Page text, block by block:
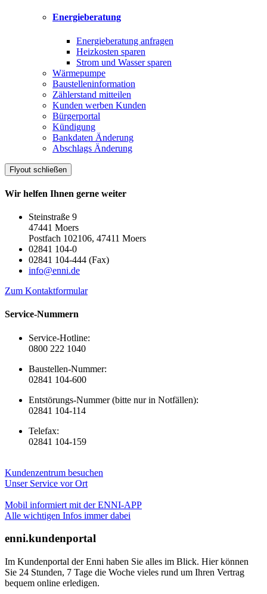
Energieberatung
Energieberatung anfragen
Heizkosten sparen
Strom und Wasser sparen
Wärmepumpe
Baustelleninformation
Zählerstand mitteilen
Kunden werben Kunden
Bürgerportal
Kündigung
Bankdaten Änderung
Abschlags Änderung
Flyout schließen
Wir helfen Ihnen gerne weiter
Steinstraße 9
47441 Moers
Postfach 102106, 47411 Moers
02841 104-0
02841 104-444 (Fax)
info@enni.de
Zum Kontaktformular
Service-Nummern
Service-Hotline:
0800 222 1040
Baustellen-Nummer:
02841 104-600
Entstörungs-Nummer (bitte nur in Notfällen):
02841 104-114
Telefax:
02841 104-159
Kundenzentrum besuchen
Unser Service vor Ort
Mobil informiert mit der ENNI-APP
Alle wichtigen Infos immer dabei
enni.kundenportal
Im Kundenportal der Enni haben Sie alles im Blick. Hier können
Sie 24 Stunden, 7 Tage die Woche vieles rund um Ihren Vertrag
bequem online erledigen.